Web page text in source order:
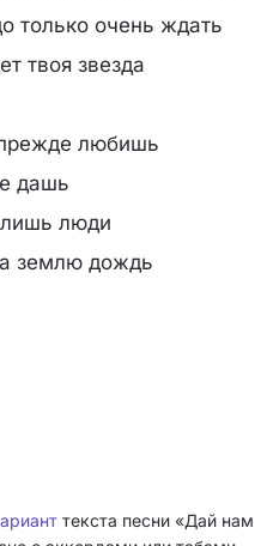
только очень ждать
твоя звезда
любишь
дашь
люди
землю дождь
текста песни «Дай нам